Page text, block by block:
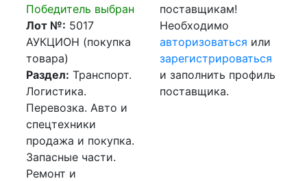
Победитель выбран
Лот №: 5017
АУКЦИОН (покупка
товара)
Раздел: Транспорт.
Логистика.
Перевозка. Авто и
спецтехники
продажа и покупка.
Запасные части.
Ремонт и
поставщикам!
Необходимо
авторизоваться или
зарегистрироваться
и заполнить профиль
поставщика.